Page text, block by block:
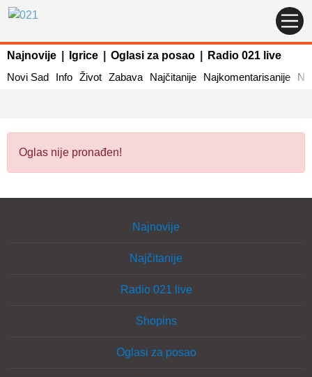
Najnovije Igrice Oglasi za posao
Radio 021 live
Novi Sad
Info Život Zabava Najčitanije Najkomentarisanije
Oglas nije pronađen!
Najnovije
Najčitanije
Radio 021 live
Shopins
Oglasi za posao